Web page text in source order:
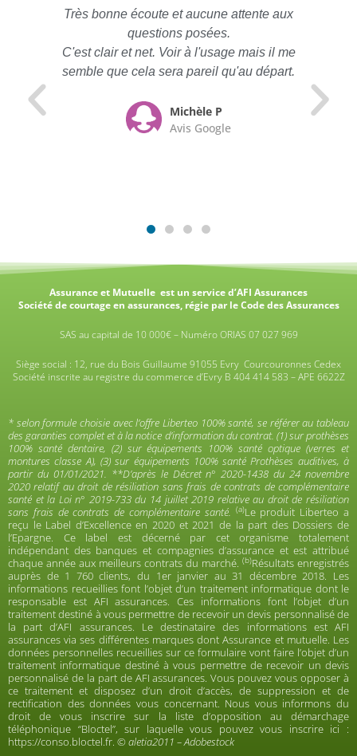
Très bonne écoute et aucune attente aux
questions posées.
C'est clair et net. Voir à l'usage mais il me
semble que cela sera pareil qu'au départ.
Michèle P
Avis Google
Assurance et Mutuelle est un service d’AFI Assurances
Société de courtage en assurances, régie par le Code des Assurances
SAS au capital de 10 000€ – Numéro ORIAS 07 027 969
Siège social : 12, rue du Bois Guillaume 91055 Evry Courcouronnes Cedex
Société inscrite au registre du commerce d’Evry B 404 414 583 – APE 6622Z
* selon formule choisie avec l’offre Liberteo 100% santé, se référer au tableau
des garanties complet et à la notice d’information du contrat. (1) sur prothèses
100% santé dentaire, (2) sur équipements 100% santé optique (verres et
montures classe A), (3) sur équipements 100% santé Prothèses auditives, à
partir du 01/01/2021. **D’après le Décret n° 2020-1438 du 24 novembre
2020 relatif au droit de résiliation sans frais de contrats de complémentaire
santé et la Loi n° 2019-733 du 14 juillet 2019 relative au droit de résiliation
sans frais de contrats de complémentaire santé. (a)Le produit Liberteo a
reçu le Label d’Excellence en 2020 et 2021 de la part des Dossiers de
l’Epargne. Ce label est décerné par cet organisme totalement
indépendant des banques et compagnies d’assurance et est attribué
chaque année aux meilleurs contrats du marché. (b)Résultats enregistrés
auprès de 1 760 clients, du 1er janvier au 31 décembre 2018. Les
informations recueillies font l’objet d’un traitement informatique dont le
responsable est AFI assurances. Ces informations font l’objet d’un
traitement destiné à vous permettre de recevoir un devis personnalisé de
la part d’AFI assurances. Le destinataire des informations est AFI
assurances via ses différentes marques dont Assurance et mutuelle. Les
données personnelles recueillies sur ce formulaire vont faire l’objet d’un
traitement informatique destiné à vous permettre de recevoir un devis
personnalisé de la part de AFI assurances. Vous pouvez vous opposer à
ce traitement et disposez d’un droit d’accès, de suppression et de
rectification des données vous concernant. Nous vous informons du
droit de vous inscrire sur la liste d’opposition au démarchage
téléphonique “Bloctel”, sur laquelle vous pouvez vous inscrire ici :
https://conso.bloctel.fr. © aletia2011 – Adobestock